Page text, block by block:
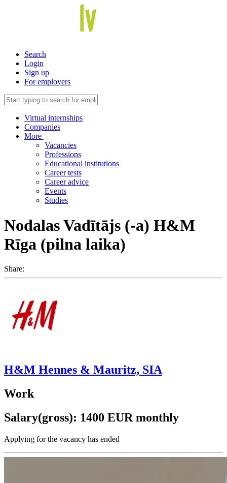
Search
Login
Sign up
For employers
Virtual internships
Companies
More
Vacancies
Professions
Educational institutions
Career tests
Career advice
Events
Studies
Nodalas Vadītājs (-a) H&M
Rīga (pilna laika)
Share:
H&M Hennes & Mauritz, SIA
Work
Salary(gross): 1400 EUR monthly
Applying for the vacancy has ended